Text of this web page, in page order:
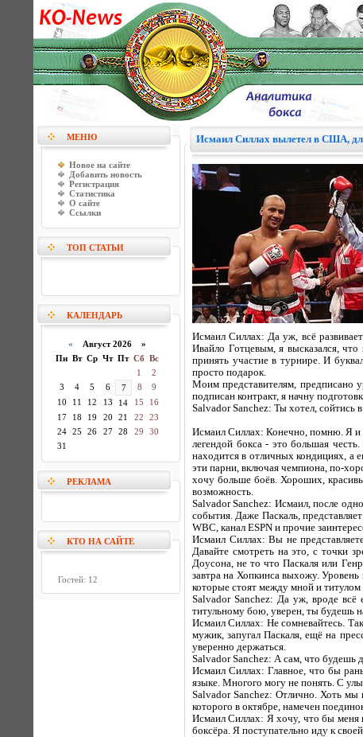
МЕНЮ
Новое на сайте
Добавить новость
Регистрация
Статистика
О сайте
Ссылки
ТОП СТАТЬИ
КАЛЕНДАРЬ
« Август 2026 »
Пн Вт Ср Чт Пт Сб Вс
1
2
3
4 5 6 7 8
9
10
11 12 13 14 15
16
17
18 19 20 21 22
23
24
25 26 27 28 29
30
31
РЕКЛАМА
КТО НА САЙТЕ
Гостей: 12
Исмаил Силлах вылетел в США,
Исмаил Силлах: Да уж, всё
Ивайло Готцевым, я высказался,
принять участие в турнире. И
просто подарок.
Моим представителям, предписано
подписан контракт, я начну
Salvador Sanchez: Ты хотел,
Исмаил Силлах: Конечно, помню. Я и
легендой бокса - это большая
находится в отличных кондициях, а
эти парни, включая чемпиона, по-
хочу больше боёв. Хороших,
возможность.
Salvador Sanchez: Исмаил, после
события. Даже Паскаль,
WBC, канал ЕSРN и прочие
Исмаил Силлах: Вы не
Давайте смотреть на это, с точки
Доусона, не то что Паскаля или
завтра на Хопкинса выхожу.
которые стоят между мной и
Salvador Sanchez: Да уж, вроде
титульному бою, уверен, ты будешь
Исмаил Силлах: Не сомневайтесь.
мужик, запугал Паскаля, ещё на
уверенно держаться.
Salvador Sanchez: А сам, что будешь
Исмаил Силлах: Главное, что бы
языке. Многого могу не понять. С
Salvador Sanchez: Отлично. Хоть мы
которого в октябре, намечен
Исмаил Силлах: Я хочу, что бы меня
боксёра. Я поступательно иду к